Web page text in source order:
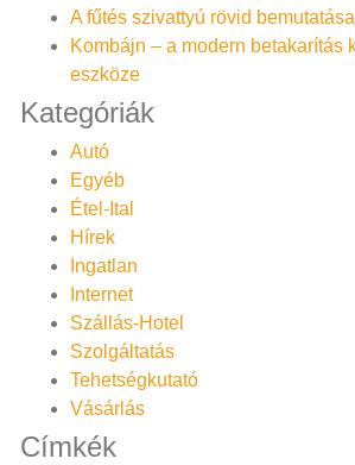
A fűtés szivattyú rövid bemutatása
Kombájn – a modern betakarítás
eszköze
Kategóriák
Autó
Egyéb
Étel-Ital
Hírek
Ingatlan
Internet
Szállás-Hotel
Szolgáltatás
Tehetségkutató
Vásárlás
Címkék